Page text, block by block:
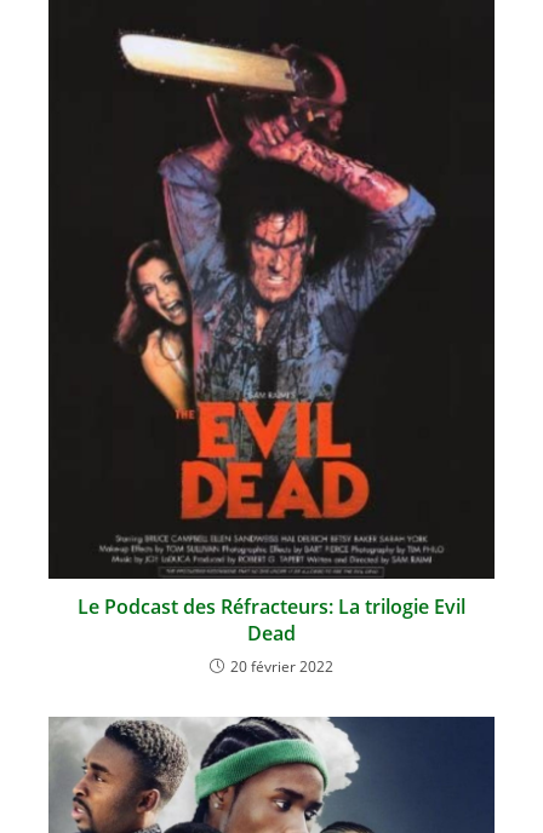
Le Podcast des Réfracteurs: La trilogie Evil
Dead
20 février 2022